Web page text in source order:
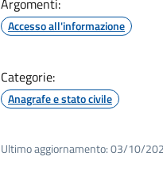
Argomenti:
Accesso all'informazione
Categorie:
Anagrafe e stato civile
Ultimo aggiornamento:03/10/